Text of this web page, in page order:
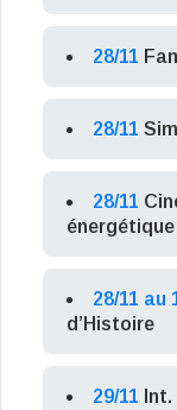
28/11
28/11
28/11
énergétique
28/11 au
d’Histoire
29/11